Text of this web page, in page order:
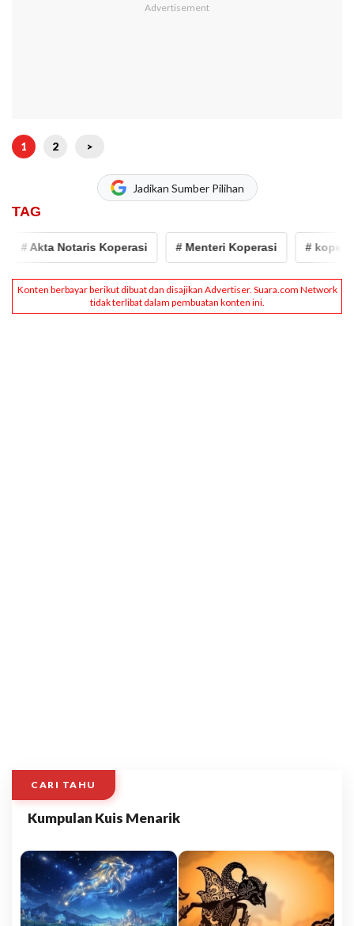
1 2 >
Jadikan Sumber Pilihan
TAG
# Akta Notaris Koperasi # Menteri Koperasi # koperasi
CARI TAHU
Kumpulan Kuis Menarik